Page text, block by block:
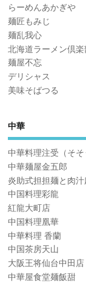
らーめんあかぎや
麺匠もみじ
麺乱我心
北海道ラーメン倶
麺屋不忘
デリシャス
美味そばつる
中華
中華料理注受（そそ
中華麺屋金五郎
炎助式担担麺と肉
中国料理彩龍
紅龍大町店
中国料理凰華
中華料理 香蘭
中国茶房天山
大阪王将仙台中田店
中華屋食堂麺飯甜